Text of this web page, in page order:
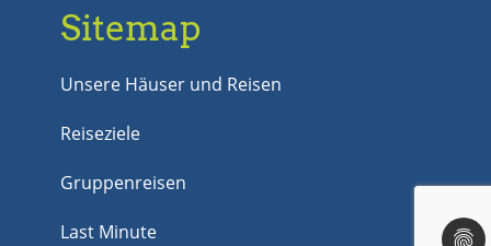
Sitemap
Unsere Häuser und Reisen
Reiseziele
Gruppenreisen
Last Minute